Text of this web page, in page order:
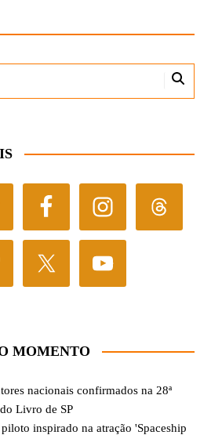
MOMENTO
nacionais confirmados na 28ª
Livro de SP
inspirado na atração 'Spaceship